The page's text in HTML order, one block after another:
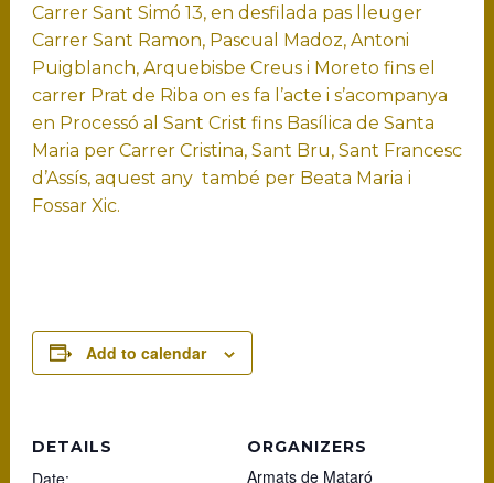
Carrer Sant Simó 13, en desfilada pas lleuger
Carrer Sant Ramon, Pascual Madoz, Antoni
Puigblanch, Arquebisbe Creus i Moreto fins el
carrer Prat de Riba on es fa l’acte i s’acompanya
en Processó al Sant Crist fins Basílica de Santa
Maria per Carrer Cristina, Sant Bru, Sant Francesc
d’Assís, aquest any també per Beata Maria i
Fossar Xic.
Add to calendar
DETAILS
Date:
ORGANIZERS
Armats de Mataró